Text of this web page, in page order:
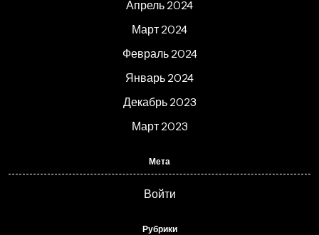
Апрель 2024
Март 2024
Февраль 2024
Январь 2024
Декабрь 2023
Март 2023
Мета
Войти
Рубрики